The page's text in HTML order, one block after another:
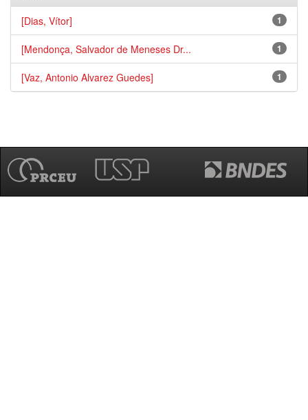
1
[Dias, Vítor]
1
[Mendonça, Salvador de Meneses Dr...
1
[Vaz, Antonio Alvarez Guedes]